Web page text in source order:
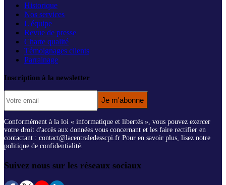
Historique
Nos services
L'équipe
Revue de presse
Charte qualité
Témoignages clients
Parrainage
Inscription à la newsletter
Je m'abonne
Conformément à la loi « informatique et libertés », vous pouvez exercer
votre droit d'accès aux données vous concernant et les faire rectifier en
contactant : contact@lacentraledesscpi.fr Pour en savoir plus, lisez notre
politique de confidentialité.
Suivez nous sur les réseaux sociaux